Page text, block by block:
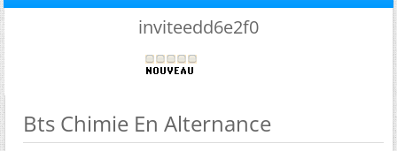
inviteedd6e2f0
Bts Chimie En Alternance